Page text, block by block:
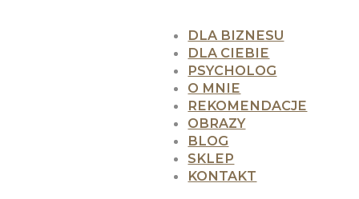
DLA BIZNESU
DLA CIEBIE
PSYCHOLOG
O MNIE
REKOMENDACJE
OBRAZY
BLOG
SKLEP
KONTAKT